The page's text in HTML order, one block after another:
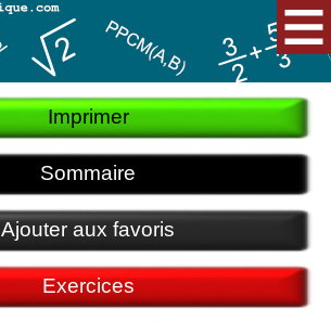
Imprimer
Sommaire
Ajouter aux favoris
Exercices